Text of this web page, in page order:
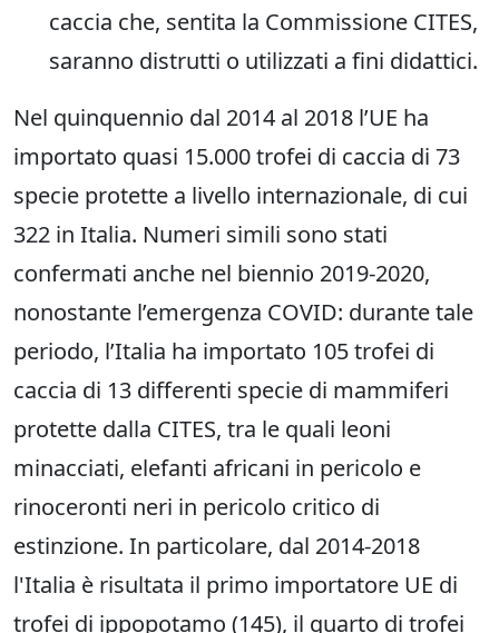
caccia che, sentita la Commissione CITES,
saranno distrutti o utilizzati a fini didattici.
Nel quinquennio dal 2014 al 2018 l’UE ha
importato quasi 15.000 trofei di caccia di 73
specie protette a livello internazionale, di cui
322 in Italia. Numeri simili sono stati
confermati anche nel biennio 2019-2020,
nonostante l’emergenza COVID: durante tale
periodo, l’Italia ha importato 105 trofei di
caccia di 13 differenti specie di mammiferi
protette dalla CITES, tra le quali leoni
minacciati, elefanti africani in pericolo e
rinoceronti neri in pericolo critico di
estinzione. In particolare, dal 2014-2018
l'Italia è risultata il primo importatore UE di
trofei di ippopotamo (145), il quarto di trofei